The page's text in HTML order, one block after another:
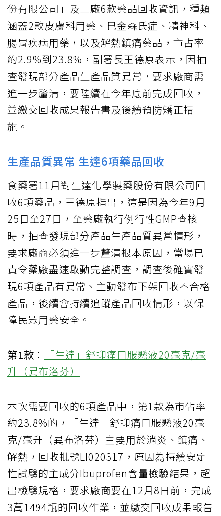
份有限公司」及二廠6款藥品回收資訊，種類
涵蓋2款皮膚科用藥、巴金森氏症、精神科、
腸胃疾病用藥，以及解熱鎮痛藥品，市占率
約2.9%到23.8%，副署長王德原表示，因抽
查發現部分產品生產品質異常，要求廠商需
進一步釐清，要陸續在今年底前完成回收，
並繳交回收成果報告書及後續預防矯正措
施。
生產品質異常 生達6項藥品回收
食藥署11月對生達化學製藥股份有限公司回
收6項藥品，王德原指出，這是因為今年9月
25日至27日，至藥廠執行例行性GMP查核
時，抽查發現部分產品生產品質異常情形，
要求廠商必須進一步釐清根本原因，當場已
責令藥廠盡速啟動完整調查，調查後確實發
現6項產品有異常、主動發布下架回收不合格
產品，後續會持續追蹤產品回收情形，以保
障民眾用藥安全。
第1款：
「生達」舒抑痛口服懸液20毫克/毫
升（異布洛芬）
本次需要回收的6項產品中，第1款為市佔率
約23.8%的，「生達」舒抑痛口服懸液20毫
克/毫升（異布洛芬）主要用於消炎、鎮痛、
解熱，回收批號LI020317，原因為持續安定
性試驗的主成分Ibuprofen含量檢驗結果，超
出檢驗規格，要求廠商要在12月8日前，完成
3萬1494瓶的回收作業，並繳交回收成果報告